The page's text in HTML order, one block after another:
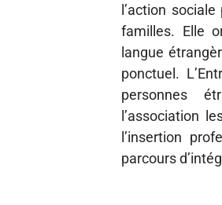
l’action
familles. Elle
langue
ponctuel.
personnes
l’association
l’insertion
parcours